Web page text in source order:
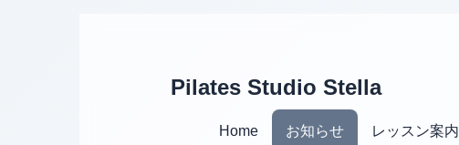
Pilates Studio Stella
Home お知らせ レッスン案内